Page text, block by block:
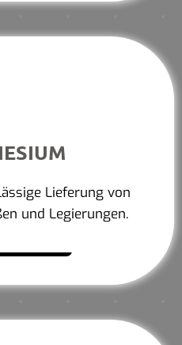
Lieferung von
und Legierungen.